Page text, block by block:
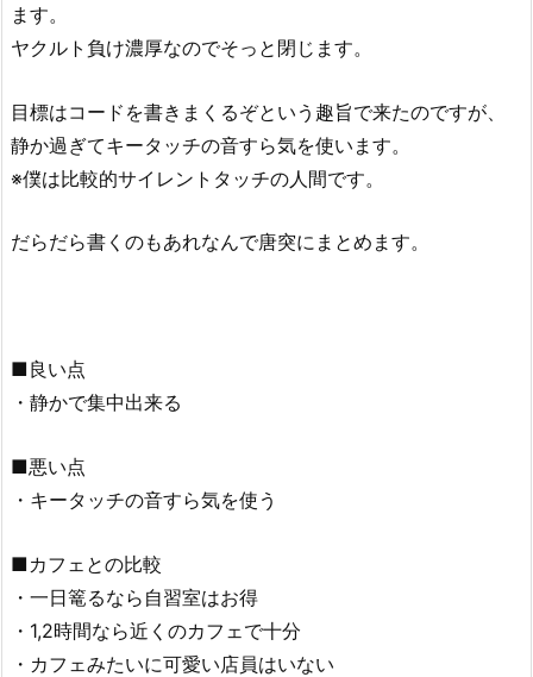
ます。
ヤクルト負け濃厚なのでそっと閉じます。
目標はコードを書きまくるぞという趣旨で来たのですが、
静か過ぎてキータッチの音すら気を使います。
※僕は比較的サイレントタッチの人間です。
だらだら書くのもあれなんで唐突にまとめます。
■良い点
・静かで集中出来る
■悪い点
・キータッチの音すら気を使う
■カフェとの比較
・一日篭るなら自習室はお得
・1,2時間なら近くのカフェで十分
・カフェみたいに可愛い店員はいない